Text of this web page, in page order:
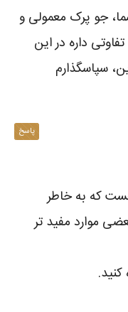
جو پرک معمولی و
داره در این
سپاسگذارم
که به خاطر
موارد مفید تر
پاسخ